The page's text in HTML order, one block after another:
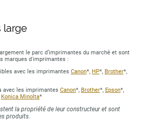
large
le parc d’imprimantes du marché et sont
marques d'imprimantes :
avec les imprimantes Canon*, HP*, Brother*,
avec les imprimantes Canon*, Brother*, Epson*,
Konica Minolta*
la propriété de leur constructeur et sont
produits.